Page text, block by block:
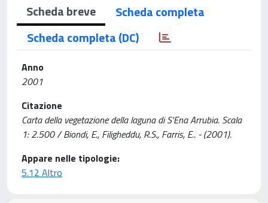
Scheda breve
Scheda completa
Scheda completa (DC)
Anno
2001
Citazione
Carta della vegetazione della laguna di S'Ena Arrubia. Scala
1: 2.500 / Biondi, E., Filigheddu, R.S., Farris, E.. - (2001).
Appare nelle tipologie:
5.12 Altro